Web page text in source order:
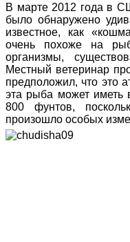
В марте 2012 года в
было обнаружено
известное, как
очень похоже на
организмы,
Местный ветеринар
предположил, что это
эта рыба может иметь
800 фунтов,
произошло особых